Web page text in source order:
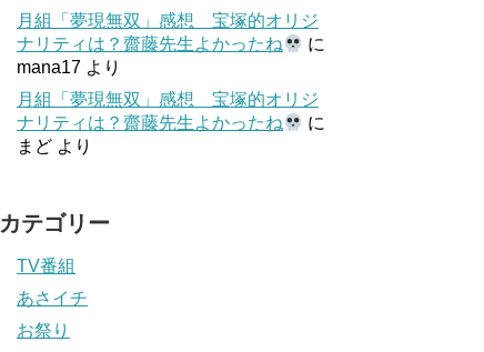
月組「夢現無双」感想 宝塚的オリジ
ナリティは？齋藤先生よかったね
に
mana17 より
月組「夢現無双」感想 宝塚的オリジ
ナリティは？齋藤先生よかったね
に
まど より
カテゴリー
TV番組
あさイチ
お祭り